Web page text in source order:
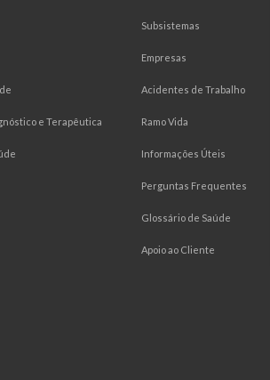
e Terapêutica
Subsistemas
Empresas
Acidentes de Trabalho
Ramo Vida
Informações Úteis
Perguntas Frequentes
Glossário de Saúde
Apoio ao Cliente